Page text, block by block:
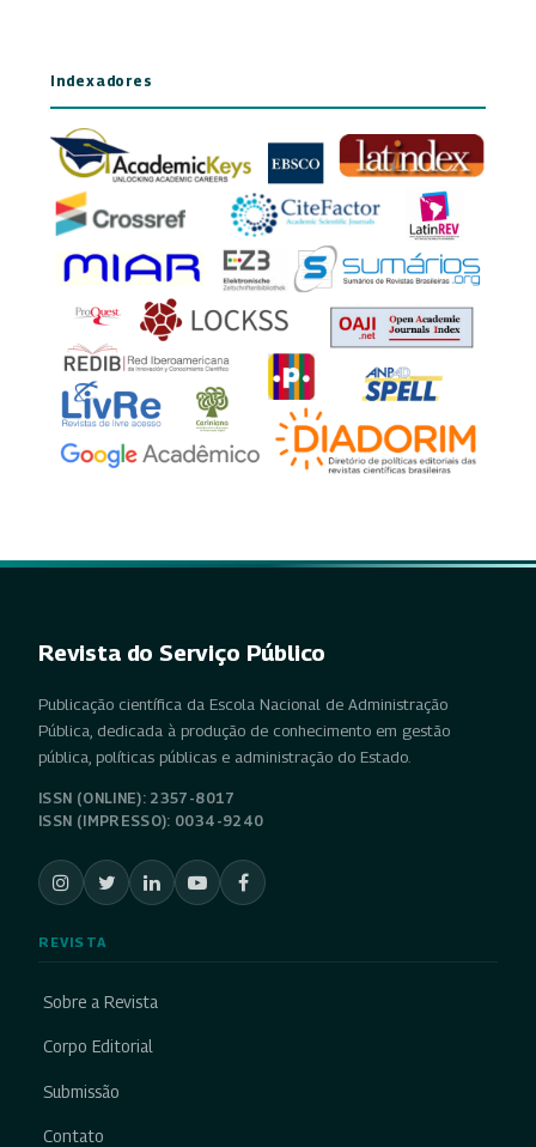
Indexadores
Revista do Serviço Público
Publicação científica da Escola Nacional de Administração
Pública, dedicada à produção de conhecimento em gestão
pública, políticas públicas e administração do Estado.
ISSN (ONLINE): 2357-8017
ISSN (IMPRESSO): 0034-9240
REVISTA
Sobre a Revista
Corpo Editorial
Submissão
Contato